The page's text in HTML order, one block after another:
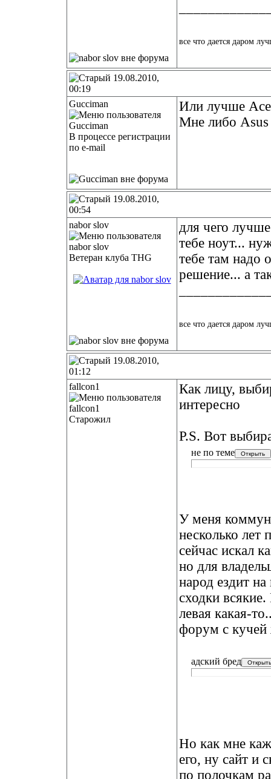
все что дается даром
19.08.2010,
00:19
Gucciman
В процессе регистрации
по e-mail
Или лучше
Мне либо
19.08.2010,
00:54
nabor slov
Ветеран клуба THG
для чего
тебе ноут...
тебе там надо
решение... а
все что дается даром
19.08.2010,
01:12
fallcon1
Старожил
Как лицу,
интересно
P.S. Вот
не по теме
У меня
несколько лет
сейчас искал
но для
народ ездит
сходки
левая какая-
форум с
адский бред
Но как мне
его, ну сайт и
по полочкам